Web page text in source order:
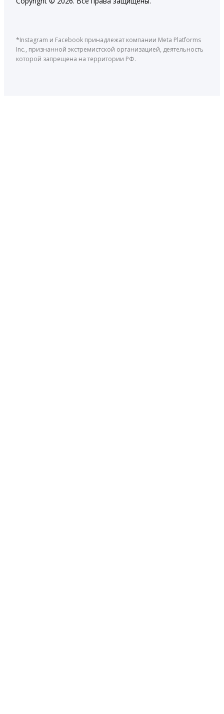
*Instagram и Facebook принадлежат компании Meta Platforms
Inc., признанной экстремистской организацией, деятельность
которой запрещена на территории РФ.